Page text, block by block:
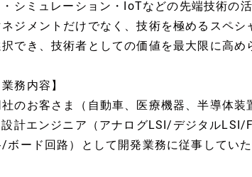
シミュレーション・IoTなどの先端技術の
ジメントだけでなく、技術を極めるスペ
でき、技術者としての価値を最大限に高め
務内容】
のお客さま（自動車、医療機器、半導体
計エンジニア（アナログLSI/デジタルLSI/
ボード回路）として開発業務に従事していた